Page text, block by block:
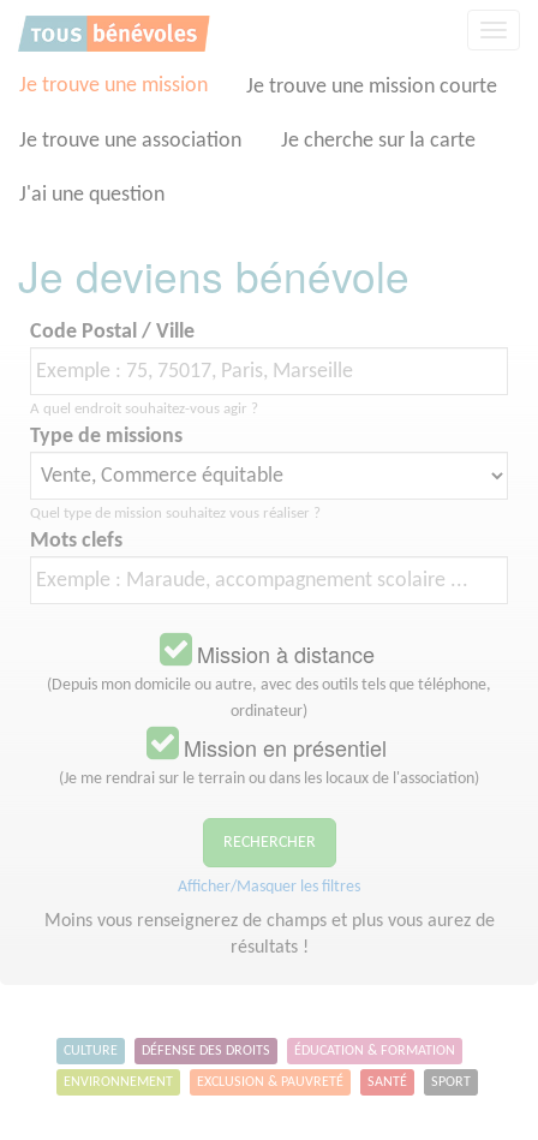
Je trouve une mission Je trouve une mission courte
Je trouve une association Je cherche sur la carte
J'ai une question
Je deviens bénévole
Code Postal / Ville
A quel endroit souhaitez-vous agir ?
Type de missions
Quel type de mission souhaitez vous réaliser ?
Mots clefs
Mission à distance
(Depuis mon domicile ou autre, avec des outils tels que téléphone,
ordinateur)
Mission en présentiel
(Je me rendrai sur le terrain ou dans les locaux de l'association)
RECHERCHER
Afficher/Masquer les filtres
Moins vous renseignerez de champs et plus vous aurez de
résultats !
CULTURE DÉFENSE DES DROITS ÉDUCATION & FORMATION
ENVIRONNEMENT EXCLUSION & PAUVRETÉ SANTÉ SPORT
Panneau de gestion des cookies